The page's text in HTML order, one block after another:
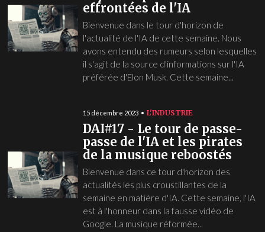
effrontées de l'IA
Bienvenue dans le tour d'horizon de
l'actualité de l'IA de cette semaine. Nous
avons entendu des rumeurs selon lesquelles
il s'agit de la source d'informations sur l'IA
préférée d'Elon Musk. Cette semaine...
15 décembre 2023 L'INDUSTRIE
DAI#17 - Le tour de passe-
passe de l'IA et les pirates
de la musique reboostés
Bienvenue dans ce tour d'horizon des
actualités les plus croustillantes de la
semaine en matière d'IA. Cette semaine, l'IA
est à l'honneur dans la fausse vidéo de
Google. La musique réformée...